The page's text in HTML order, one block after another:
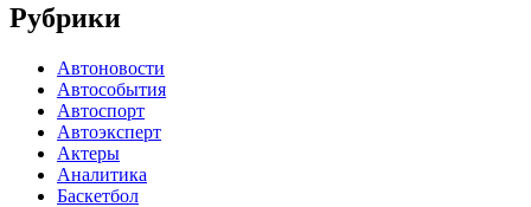
Рубрики
Автоновости
Автособытия
Автоспорт
Автоэксперт
Актеры
Аналитика
Баскетбол